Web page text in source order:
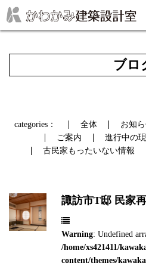
ブロ
categories： 全体 お知
ご案内
進行中の
古民家もったいない情報
諏訪市T邸 民家
Warning: Undefined
/home/xs421411/
content/themes/